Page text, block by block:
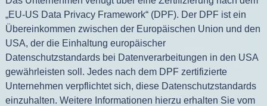
„EU-US Data Privacy Framework“ (DPF). Der DPF ist ein
Übereinkommen zwischen der Europäischen Union und den
USA, der die Einhaltung europäischer
Datenschutzstandards bei Datenverarbeitungen in den USA
gewährleisten soll. Jedes nach dem DPF zertifizierte
Unternehmen verpflichtet sich, diese Datenschutzstandards
einzuhalten. Weitere Informationen hierzu erhalten Sie vom